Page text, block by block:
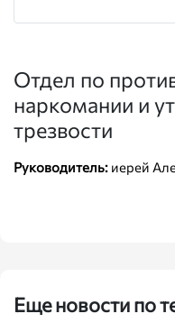
Отдел по
наркомании и
трезвости
Руководитель: иерей
Еще новости по